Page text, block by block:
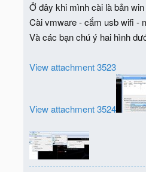
Ở đây khi mình cài là bản
Cài vmware - cắm usb wifi -
Và các bạn chú ý hai hình
View attachment 3523
View attachment 3524